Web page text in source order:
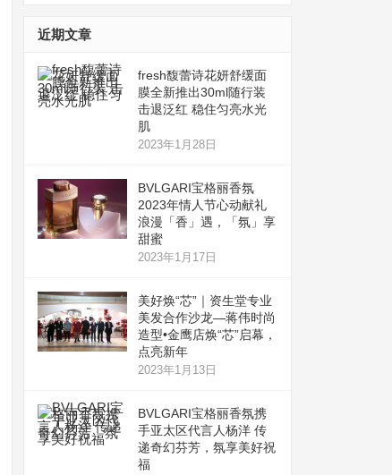
近期文章
fresh馥蕾诗花妍舒缓面
膜全新推出30ml随行装
击退泛红 稳住匀亮水光
肌
2023年1月28日
BVLGARI宝格丽香氛
2023年情人节心动献礼
浪漫「香」遇，「氛」享
甜蜜
2023年1月17日
美好焕“芯”｜资生堂专业
美发合作沙龙—蒋伟时尚
造型•金鹰店焕“芯”启幕，
点亮新年
2023年1月13日
BVLGARI宝格丽香氛携
手亚太区代言人杨洋 传
递奇幻芬芳，氛享美好祝
福